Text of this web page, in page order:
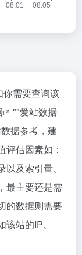
需要查询该
""爱站数据
据参考，建
估因素如：
及索引量、
最主要还是需
的数据则需要
站的IP、